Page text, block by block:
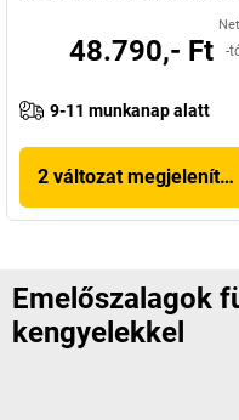
48.790,- Ft -
9-11 munkanap alatt
2 változat megjelenítése
Emelőszalagok
kengyelekkel